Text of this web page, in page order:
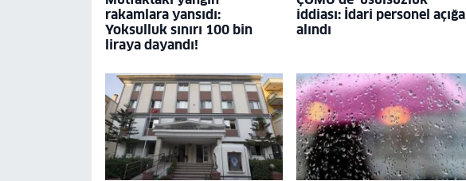
rakamlara yansıdı:
Yoksulluk sınırı 100 bin
liraya dayandı!
iddiası: İdari personel açığa
alındı